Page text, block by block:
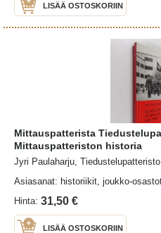
LISÄÄ OSTOSKORIIN
Mittauspatterista
Mittauspatteriston historia
Jyri Paulaharju,
Asiasanat: historiikit, joukko-
Hinta: 31,50 €
LISÄÄ OSTOSKORIIN